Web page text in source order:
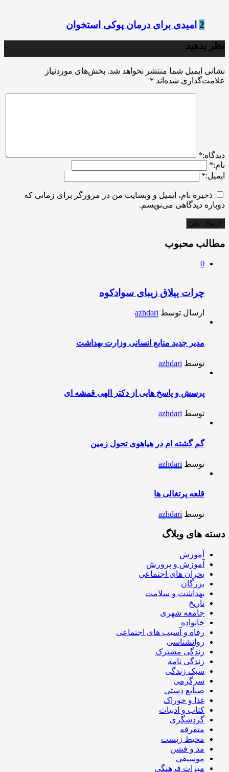
2 امیدی برای درمان پوکی استخوان
نظر بدهید
نشانی ایمیل شما منتشر نخواهد شد. بخش‌های موردنیاز
علامت‌گذاری شده‌اند *
ديدگاه:*
نام:*
ایمیل:*
ذخیره نام، ایمیل و وبسایت من در مرورگر برای زمانی که
دوباره دیدگاهی می‌نویسم.
مطالب محبوب
0
چرات ییلاق زیبای سوادکوه
ارسال توسط azhdari
مدیر جدید منابع انسانی وزارت بهداشت
توسط azhdari
پرسش و پاسخ هایی از دکتر الهی قمشه ای
توسط azhdari
گم گشته ام در هیاهوی تحول زمین
توسط azhdari
قلعه پرتغالی ها
توسط azhdari
دسته های وبلاگ
آموزش
آموزش و پرورش
بحران های اجتماعی
بزرگان
بهداشت و سلامت
تاریخ
جامعه شهری
خانواده
رفاه و آسیب های اجتماعی
روانشناسی
زندگی مشترک
زندگی نامه
سبک زندگی
سرگرمی
صنایع دستی
غذا و خوراک
کتاب و ادبیات
گردشگری
متفرقه
محیط زیست
مد و فشن
موسیقی
میراث فرهنگی